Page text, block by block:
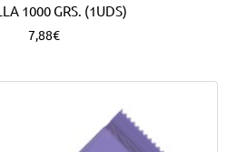
1000 GRS. (1UDS)
7,88€